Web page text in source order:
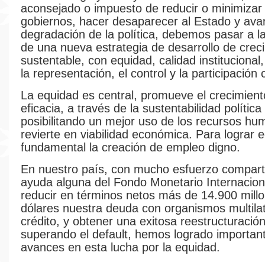
aconsejado o impuesto de reducir o
gobiernos, hacer desaparecer al Estado y
degradación de la política, debemos pasar a
de una nueva estrategia de desarrollo de
sustentable, con equidad, calidad
la representación, el control y la participación
La equidad es central, promueve el
eficacia, a través de la sustentabilidad política
posibilitando un mejor uso de los recursos
revierte en viabilidad económica. Para lograr
fundamental la creación de empleo digno.
En nuestro país, con mucho esfuerzo
ayuda alguna del Fondo Monetario
reducir en términos netos más de 14.900
dólares nuestra deuda con organismos
crédito, y obtener una exitosa
superando el default, hemos logrado
avances en esta lucha por la equidad.